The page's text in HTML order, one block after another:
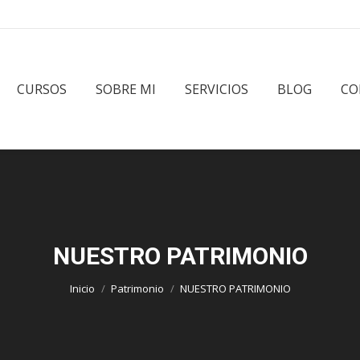
CURSOS SOBRE MI SERVICIOS BLOG
NUESTRO PATRIMONIO
Estás aquí:
Inicio Patrimonio NUESTRO PATRIMONIO